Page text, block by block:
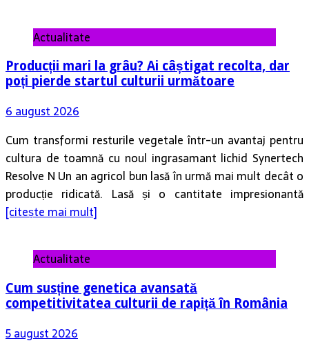
Actualitate
Producții mari la grâu? Ai câștigat recolta, dar
poți pierde startul culturii următoare
6 august 2026
Cum transformi resturile vegetale într-un avantaj pentru
cultura de toamnă cu noul ingrasamant lichid Synertech
Resolve N Un an agricol bun lasă în urmă mai mult decât o
producție ridicată. Lasă și o cantitate impresionantă
[citește mai mult]
Actualitate
Cum susține genetica avansată
competitivitatea culturii de rapiță în România
5 august 2026